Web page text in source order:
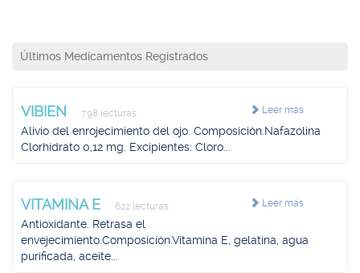
Últimos Medicamentos Registrados
Leer más
VIBIEN 798 lecturas
Alivio del enrojecimiento del ojo. Composición.Nafazolina
Clorhidrato 0,12 mg. Excipientes: Cloro...
Leer más
VITAMINA E 622 lecturas
Antioxidante. Retrasa el
envejecimiento.Composición.Vitamina E, gelatina, agua
purificada, aceite...